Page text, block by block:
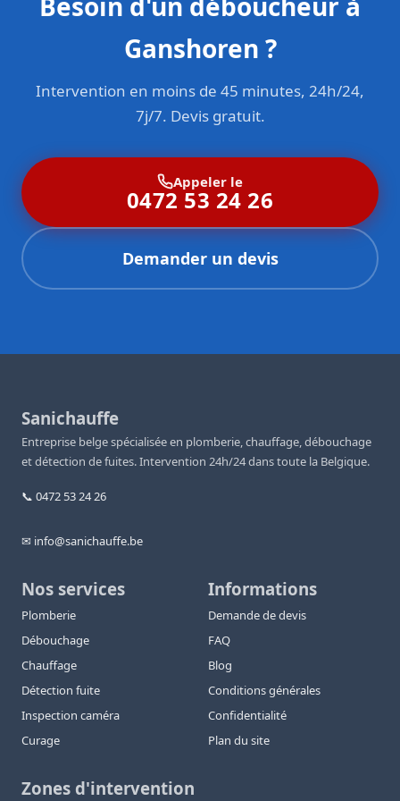
Ganshoren ?
Intervention en moins de 45 minutes, 24h/24,
7j/7. Devis gratuit.
Appeler le
0472 53 24 26
Demander un devis
Sanichauffe
Entreprise belge spécialisée en plomberie, chauffage, débouchage
et détection de fuites. Intervention 24h/24 dans toute la Belgique.
📞 0472 53 24 26
✉ info@sanichauffe.be
Nos services
Plomberie
Débouchage
Chauffage
Détection fuite
Inspection caméra
Curage
Informations
Demande de devis
FAQ
Blog
Conditions générales
Confidentialité
Plan du site
Zones d'intervention